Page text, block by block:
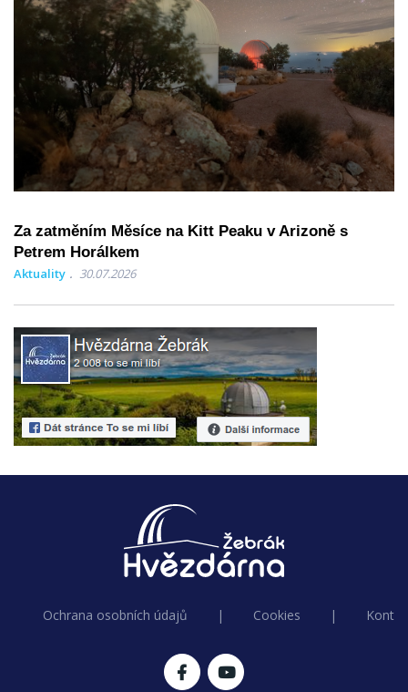
Za zatměním Měsíce na Kitt Peaku v Arizoně s
Petrem Horálkem
Aktuality 30.07.2026
Ochrana osobních údajů | Cookies |